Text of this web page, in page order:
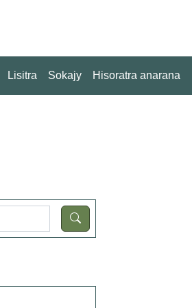
Lisitra Sokajy Hisoratra anarana